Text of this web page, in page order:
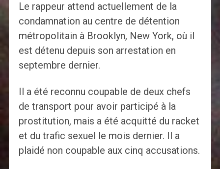
Le rappeur attend actuellement de la
condamnation au centre de détention
métropolitain à Brooklyn, New York, où il
est détenu depuis son arrestation en
septembre dernier.
Il a été reconnu coupable de deux chefs
de transport pour avoir participé à la
prostitution, mais a été acquitté du racket
et du trafic sexuel le mois dernier. Il a
plaidé non coupable aux cinq accusations.